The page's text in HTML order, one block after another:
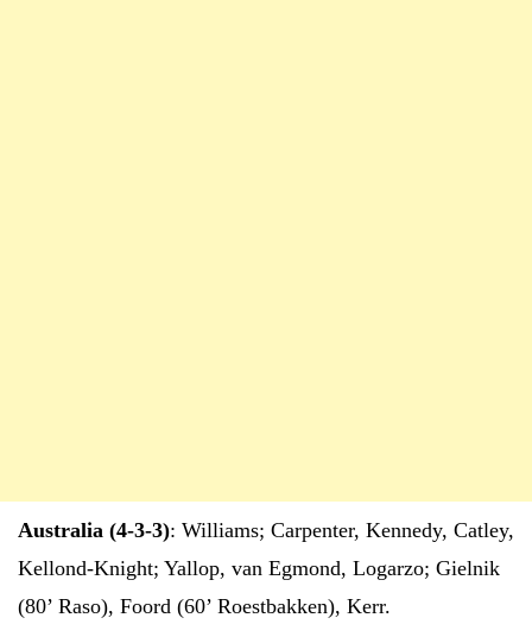
Australia (4-3-3): Williams; Carpenter, Kennedy, Catley,
Kellond-Knight; Yallop, van Egmond, Logarzo; Gielnik
(80’ Raso), Foord (60’ Roestbakken), Kerr.